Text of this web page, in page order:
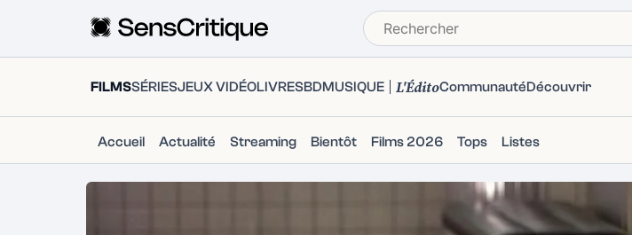
FILMSSÉRIESJEUX VIDÉOLIVRESBDMUSIQUE L'ÉditoCommunautéDécouvrir
Accueil Actualité Streaming Bientôt Films 2026 Tops Listes